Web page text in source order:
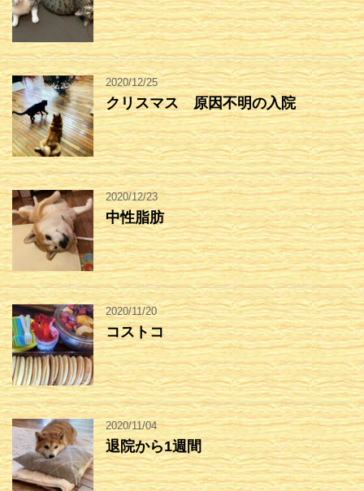
2020/12/25
クリスマス 原因不明の入院
2020/12/23
中性脂肪
2020/11/20
コストコ
2020/11/04
退院から1週間